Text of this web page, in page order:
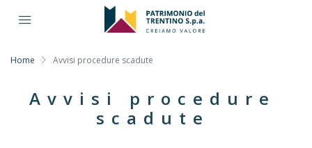
Home Avvisi procedure scadute
Avvisi procedure
scadute